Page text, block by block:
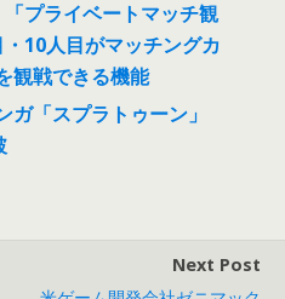
プライベートマッチ観
10人目がマッチングカ
観戦できる機能
「スプラトゥーン」
Next Post